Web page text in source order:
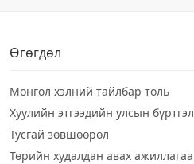
Өгөгдөл
Монгол хэлний тайлбар толь
Хуулийн этгээдийн улсын бүртгэл
Тусгай зөвшөөрөл
Төрийн худалдан авах ажиллагаа